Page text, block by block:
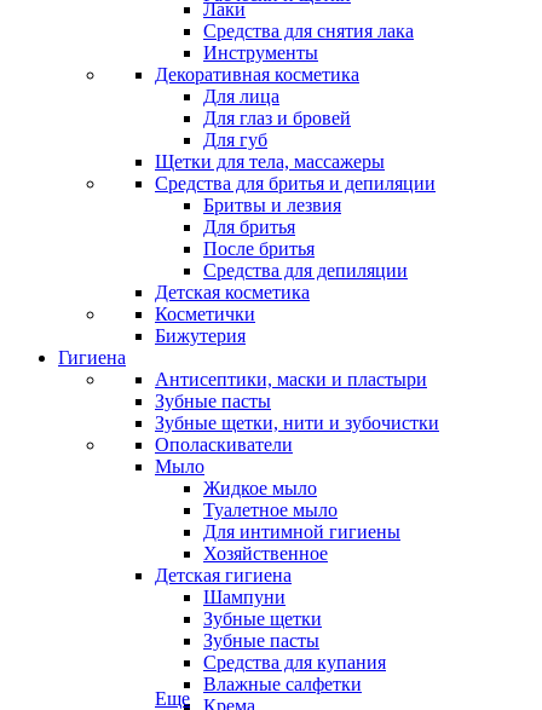
Лаки
Средства для снятия лака
Инструменты
Декоративная косметика
Для лица
Для глаз и бровей
Для губ
Щетки для тела, массажеры
Средства для бритья и депиляции
Бритвы и лезвия
Для бритья
После бритья
Средства для депиляции
Детская косметика
Косметички
Бижутерия
Гигиена
Антисептики, маски и пластыри
Зубные пасты
Зубные щетки, нити и зубочистки
Ополаскиватели
Мыло
Жидкое мыло
Туалетное мыло
Для интимной гигиены
Хозяйственное
Детская гигиена
Шампуни
Зубные щетки
Зубные пасты
Средства для купания
Влажные салфетки
Крема
Еще